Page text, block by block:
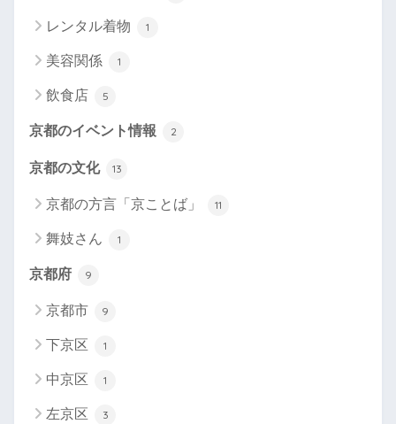
レンタル着物 1
美容関係 1
飲食店 5
京都のイベント情報 2
京都の文化 13
京都の方言「京ことば」 11
舞妓さん 1
京都府 9
京都市 9
下京区 1
中京区 1
左京区 3